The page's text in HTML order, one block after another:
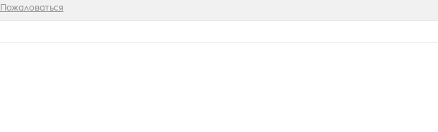
Пожаловаться